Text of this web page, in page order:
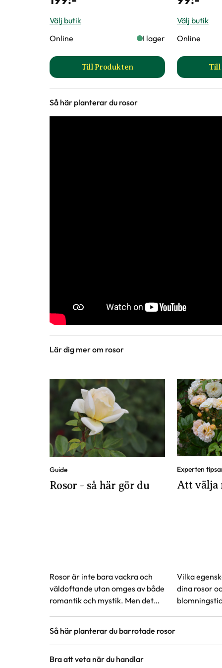
Välj butik
Online
I lager
Till Produkten
till Binab t Nyttosvamp
Välj butik
Online
Till
Så här planterar du rosor
Lär dig mer om rosor
Guide
Rosor - så här gör du
Rosor är inte bara vackra och
väldoftande utan omges av både
romantik och mystik. Men det
svaren på vanliga frågor om
rosor.
Experten
Att välja
Vilka
dina rosor
Så här planterar du barrotade rosor
Bra att veta när du handlar